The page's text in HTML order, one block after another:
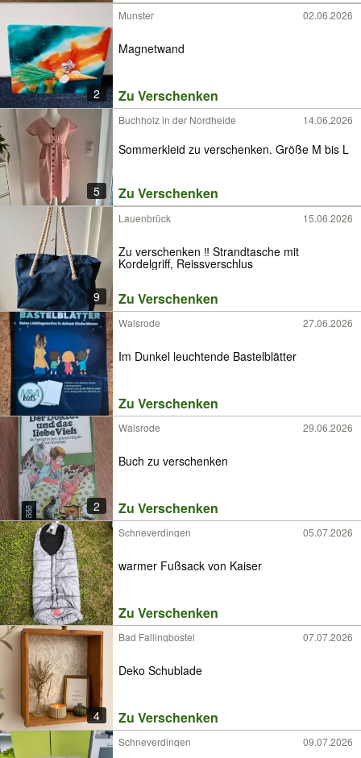
2
Munster 02.06.2026
Magnetwand
Zu Verschenken
5
Buchholz in der Nordheide 14.06.2026
Sommerkleid zu verschenken. Größe M bis L
Zu Verschenken
9
Lauenbrück 15.06.2026
Zu verschenken ‼️ Strandtasche mit
Kordelgriff, Reissverschlus
Zu Verschenken
Walsrode 27.06.2026
Im Dunkel leuchtende Bastelblätter
Zu Verschenken
2
Walsrode 29.06.2026
Buch zu verschenken
Zu Verschenken
Schneverdingen 05.07.2026
warmer Fußsack von Kaiser
Zu Verschenken
4
Bad Fallingbostel 07.07.2026
Deko Schublade
Zu Verschenken
Schneverdingen 09.07.2026